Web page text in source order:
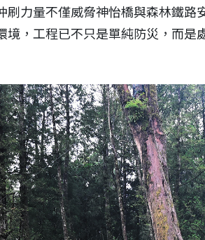
力量不僅威脅神怡橋與森林鐵路
，工程已不只是單純防災，而是